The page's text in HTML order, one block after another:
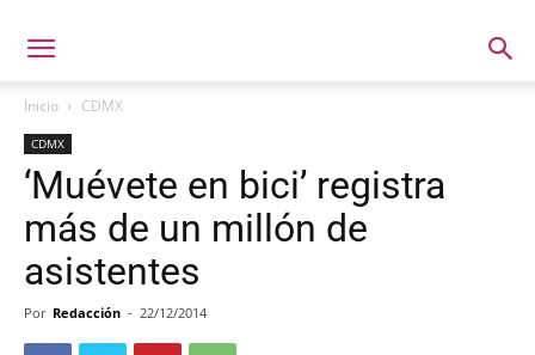
Inicio CDMX
CDMX
‘Muévete en bici’ registra
más de un millón de
asistentes
Por Redacción - 22/12/2014